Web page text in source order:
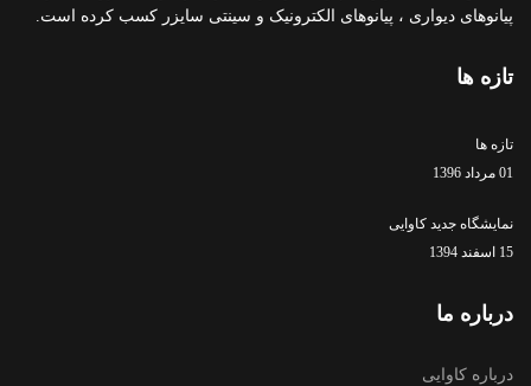
پیانوهای دیواری ، پیانوهای الکترونیک و سینتی سایزر کسب کرده است.
تازه ها
تازه ها
01 مرداد 1396
نمایشگاه جدید کاوایی
15 اسفند 1394
درباره ما
درباره کاوایی